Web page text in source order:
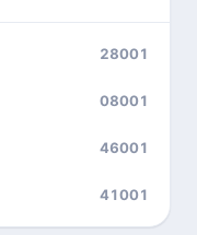
28001
08001
46001
41001